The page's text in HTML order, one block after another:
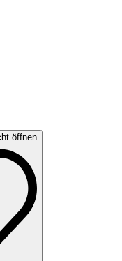
öffnen